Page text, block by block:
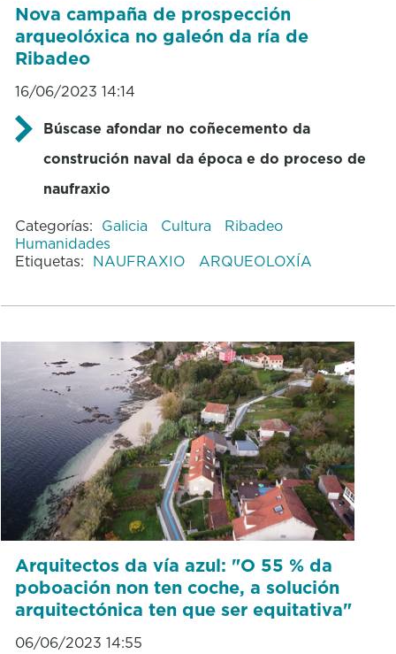
Nova campaña de prospección
arqueolóxica no galeón da ría de
Ribadeo
16/06/2023 14:14
Búscase afondar no coñecemento da
construción naval da época e do proceso de
naufraxio
Categorías: Galicia Cultura
Ribadeo
Humanidades
Etiquetas: NAUFRAXIO ARQUEOLOXÍA
Arquitectos da vía azul: "O 55 % da
poboación non ten coche, a solución
arquitectónica ten que ser equitativa"
06/06/2023 14:55